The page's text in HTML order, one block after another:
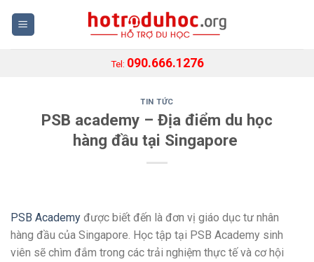
Tel: 090.666.1276
TIN TỨC
PSB academy – Địa điểm du học
hàng đầu tại Singapore
PSB Academy được biết đến là đơn vị giáo dục tư nhân
hàng đầu của Singapore. Học tập tại PSB Academy sinh
viên sẽ chìm đắm trong các trải nghiệm thực tế và cơ hội